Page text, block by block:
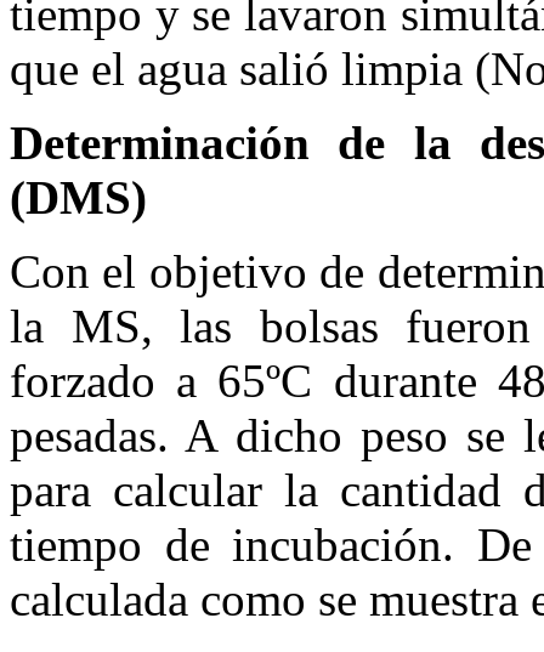
tiempo y se lavaron
que el agua salió limpia
Determinación de la
(DMS)
Con el objetivo de
la MS, las bolsas
forzado a 65ºC durante
pesadas. A dicho peso se
para calcular la cantidad
tiempo de incubación.
calculada como se muestra